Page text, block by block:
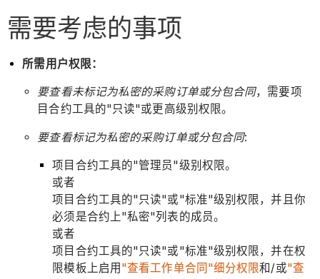
需要考虑的事项
所需用户权限：
要查看未标记为私密的采购订单或分包合同，需要项
目合约工具的"只读"或更高级别权限。
要查看标记为私密的采购订单或分包合同:
项目合约工具的"管理员"级别权限。
或者
项目合约工具的"只读"或"标准"级别权限，并且你
必须是合约上"私密"列表的成员。
或者
项目合约工具的"只读"或"标准"级别权限，并在权
限模板上启用 "查看工作单合同"细分权限和/或"查